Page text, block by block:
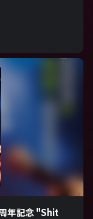
年記念 "Shit